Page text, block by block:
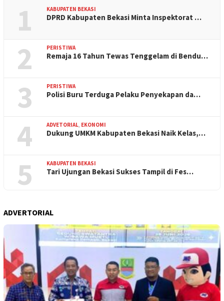
1 KABUPATEN BEKASI
DPRD Kabupaten Bekasi Minta Inspektorat …
2 PERISTIWA
Remaja 16 Tahun Tewas Tenggelam di Bendu…
3 PERISTIWA
Polisi Buru Terduga Pelaku Penyekapan da…
4 ADVETORIAL, EKONOMI
Dukung UMKM Kabupaten Bekasi Naik Kelas,…
5 KABUPATEN BEKASI
Tari Ujungan Bekasi Sukses Tampil di Fes…
ADVERTORIAL